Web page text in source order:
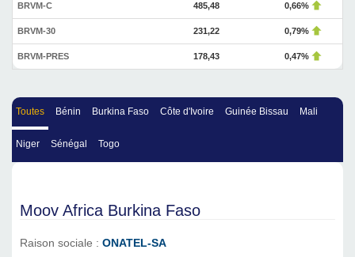
BRVM-C 485,48 0,66%
BRVM-30 231,22 0,79%
BRVM-PRES 178,43 0,47%
Toutes Bénin Burkina Faso Côte d'Ivoire Guinée Bissau Mali
Niger Sénégal Togo
Moov Africa Burkina Faso
Raison sociale : ONATEL-SA